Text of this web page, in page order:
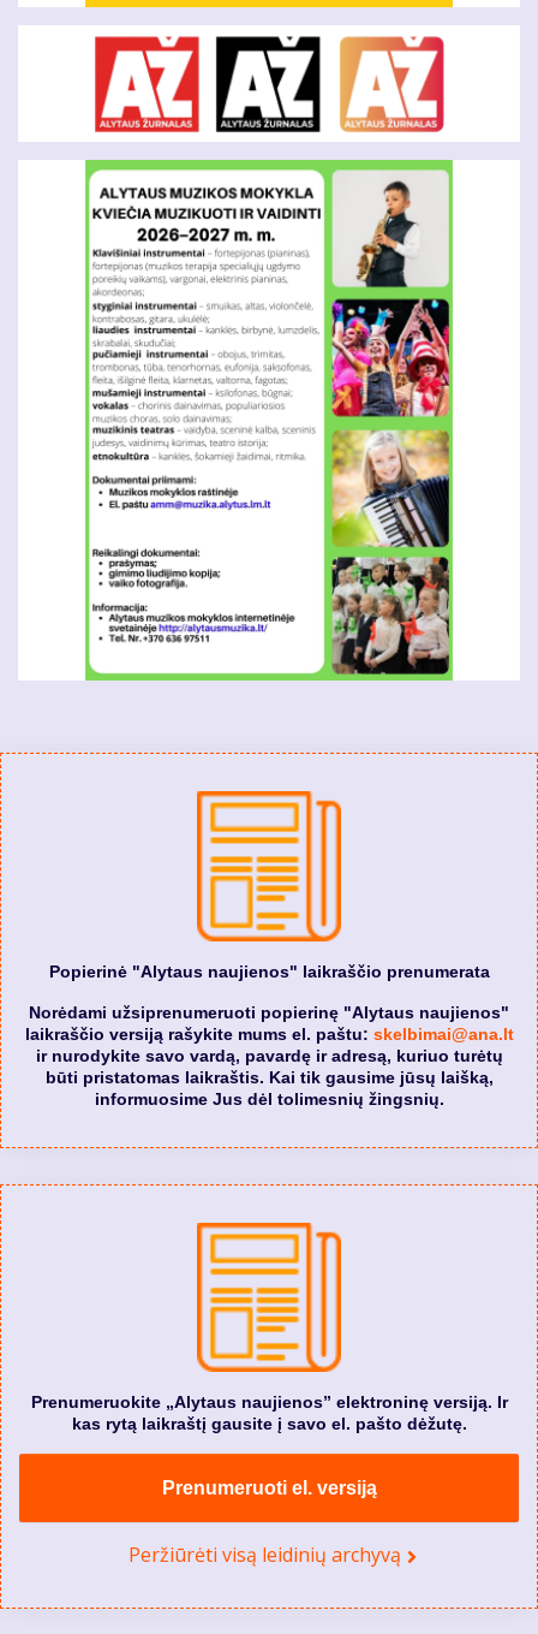
Popierinė "Alytaus naujienos" laikraščio prenumerata
Norėdami užsiprenumeruoti popierinę "Alytaus naujienos"
laikraščio versiją rašykite mums el. paštu: skelbimai@ana.lt
ir nurodykite savo vardą, pavardę ir adresą, kuriuo turėtų
būti pristatomas laikraštis. Kai tik gausime jūsų laišką,
informuosime Jus dėl tolimesnių žingsnių.
Prenumeruokite „Alytaus naujienos” elektroninę versiją. Ir
kas rytą laikraštį gausite į savo el. pašto dėžutę.
Prenumeruoti el. versiją
Peržiūrėti visą leidinių archyvą